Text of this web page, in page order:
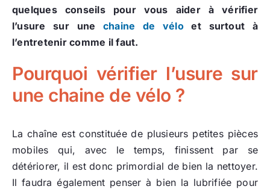
quelques conseils pour vous aider à vérifier
l’usure sur une chaine de véloet surtout à
l’entretenir comme il faut.
Pourquoi vérifier l’usure sur
une chaine de vélo ?
La chaîne est constituée de plusieurs petites pièces
mobiles qui, avec le temps, finissent par se
détériorer, il est donc primordial de bien la nettoyer.
Il faudra également penser à bien la lubrifiée pour